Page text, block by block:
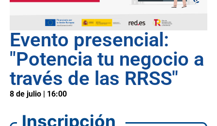
Evento presencial:
"Potencia tu negocio a
través de las RRSS"
8 de julio | 16:00
Inscripción